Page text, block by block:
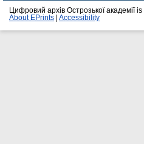
Цифровий архів Острозької академії
About EPrints
Accessibility